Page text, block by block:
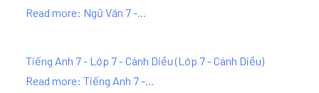
Read more: Ngữ Văn 7 -...
Tiếng Anh 7 - Lớp 7 - Cánh Diều (Lớp 7 - Cánh Diều)
Read more: Tiếng Anh 7 -...